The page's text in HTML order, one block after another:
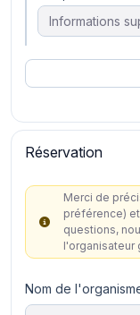
Réservation
Merci de
préférence)
questions,
l'organisateur
Nom de